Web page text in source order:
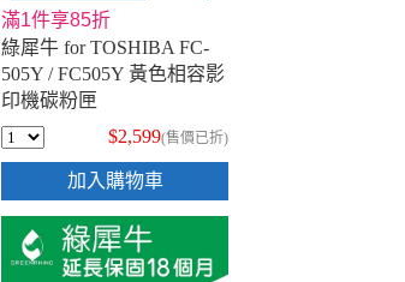
滿1件享85折
綠犀牛 for TOSHIBA FC-
505Y / FC505Y 黃色相容影
印機碳粉匣
$2,599(售價已折)
加入購物車